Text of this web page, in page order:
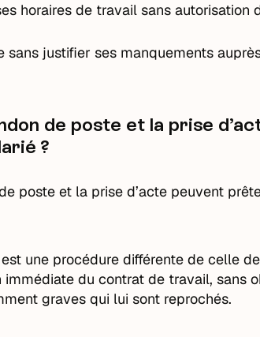
horaires de travail sans autorisation
sans justifier ses manquements
de poste et la prise
?
poste et la prise d’acte peuvent
une procédure différente de celle
du contrat de travail, sans
graves qui lui sont reprochés.